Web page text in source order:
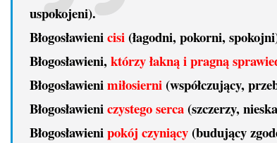
uspokojeni).
Błogosławienicisi(łagodni, pokorni,
Błogosławieni,którzy łakną i pragną
Błogosławienimiłosierni(współczujący,
Błogosławieniczystego serca(szczerzy,
Błogosławienipokój czyniący(budujący